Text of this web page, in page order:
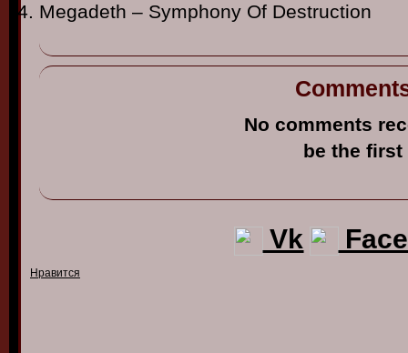
Megadeth – Symphony Of Destruction
No comments
be the first
Vk
Нравится